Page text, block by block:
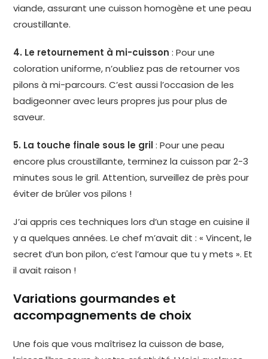
viande, assurant une cuisson homogène et une peau
croustillante.
4. Le retournement à mi-cuisson : Pour une
coloration uniforme, n’oubliez pas de retourner vos
pilons à mi-parcours. C’est aussi l’occasion de les
badigeonner avec leurs propres jus pour plus de
saveur.
5. La touche finale sous le gril: Pour une peau
encore plus croustillante, terminez la cuisson par 2-3
minutes sous le gril. Attention, surveillez de près pour
éviter de brûler vos pilons !
J’ai appris ces techniques lors d’un stage en cuisine il
y a quelques années. Le chef m’avait dit : « Vincent, le
secret d’un bon pilon, c’est l’amour que tu y mets ». Et
il avait raison !
Variations gourmandes et
accompagnements de choix
Une fois que vous maîtrisez la cuisson de base,